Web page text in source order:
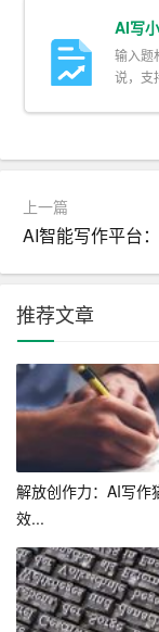
牌的知名度和美
二、AI生成内容
点餐效率和满意
好，AI可以为顾
需求进行实时调
结账功能，降低顾
餐饮企业可以利
本和浪费。例如
I可以预测未来的
此外，AI还可以
业避免过剩或缺货
3.AI厨师
AI厨师可以利用
AI写
输入题
说，支
上一篇
推荐文章
解放创作力：AI写作
效...